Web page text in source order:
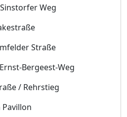
Weg
Straße
Bergeest-Weg
/ Rehrstieg
Pavillon